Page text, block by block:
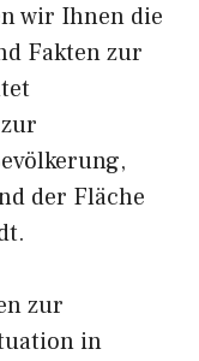
wir Ihnen die
Fakten zur
der Fläche
zur
in